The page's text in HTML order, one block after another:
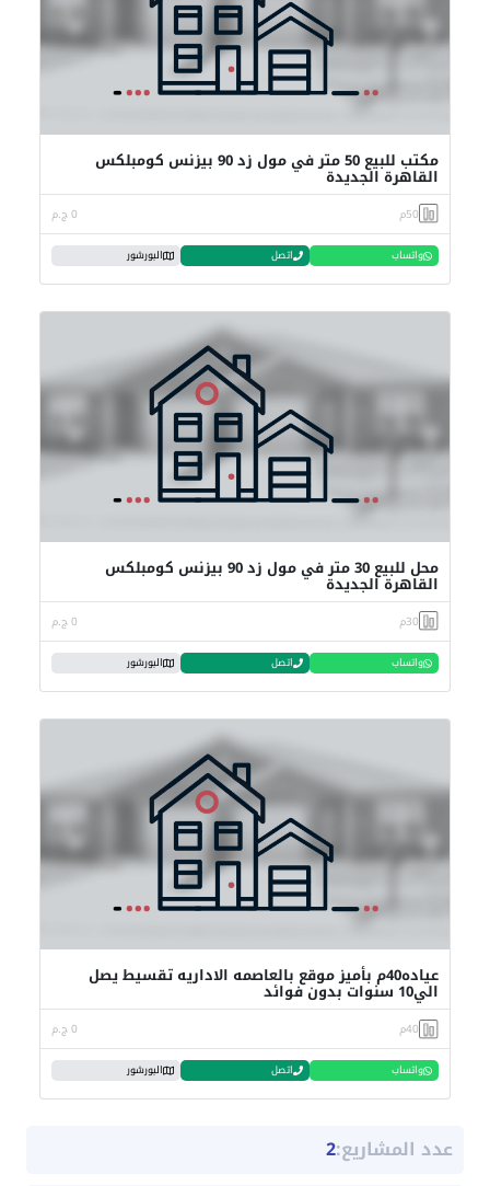
مكتب للبيع 50 متر في مول زد 90 بيزنس كومبلكس
القاهرة الجديدة
50م 0 ج.م
واتساب اتصل البورشور
محل للبيع 30 متر في مول زد 90 بيزنس كومبلكس
القاهرة الجديدة
30م 0 ج.م
واتساب اتصل البورشور
عياده40م بأميز موقع بالعاصمه الاداريه تقسيط يصل
الي10 سنوات بدون فوائد
40م 0 ج.م
واتساب اتصل البورشور
عدد المشاريع:2